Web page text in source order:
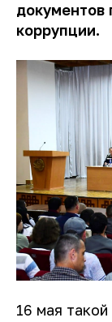
документов
коррупции.
16 мая